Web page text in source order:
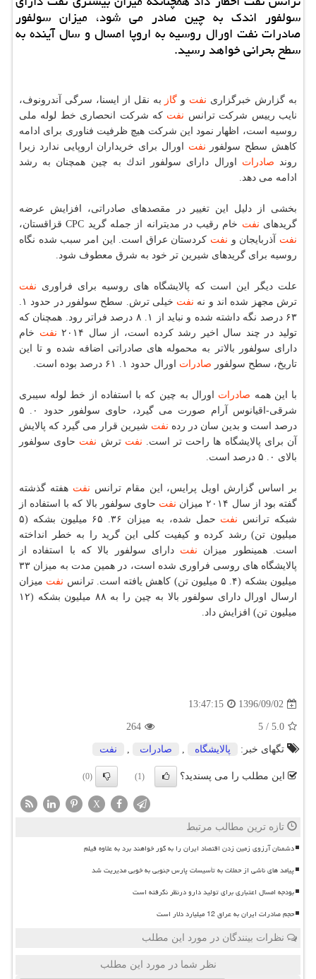
سولفور اندك به چین صادر می شود، میزان سولفور
صادرات نفت اورال روسیه به اروپا امسال و سال آینده به
سطح بحرانی خواهد رسید.
به گزارش خبرگزاری نفت و گاز به نقل از ایسنا، سرگی آندرونوف،
نایب رییس شركت ترانس نفت كه شركت انحصاری خط لوله ملی
روسیه است، اظهار نمود این شركت هیچ ظرفیت فناوری برای ادامه
كاهش سطح سولفور نفت اورال برای خریداران اروپایی ندارد زیرا
روند صادرات اورال دارای سولفور اندك به چین همچنان به رشد
ادامه می دهد.
بخشی از دلیل این تغییر در مقصدهای صادراتی، افزایش عرضه
گریدهای نفت خام رقیب در مدیترانه از جمله گرید CPC قزاقستان،
نفت آذربایجان و نفت كردستان عراق است. این امر سبب شده نگاه
روسیه برای گریدهای شیرین تر خود به شرق معطوف شود.
علت دیگر این است كه پالایشگاه های روسیه برای فراوری نفت
ترش مجهز شده اند و نه نفت
۶۳ درصد نگه داشته شده و نباید از ۱. ۸ درصد فراتر رود. همچنان كه
تولید در چند سال اخیر رشد كرده است، از سال ۲۰۱۴
نفت خام
دارای سولفور بالاتر به محموله های صادراتی اضافه شده و تا این
تاریخ، سطح سولفور صادرات اورال حدود ۱. ۶۱ درصد بوده است.
با این همه صادرات اورال به چین كه با استفاده از خط لوله سیبری
شرقی-اقیانوس آرام صورت می گیرد، حاوی سولفور حدود ۰. ۵
درصد است و بدین سان در رده نفت شیرین قرار می گیرد كه پالایش
آن برای پالایشگاه ها راحت تر است. نفت ترش نفت حاوی سولفور
بالای ۰. ۵ درصد است.
بر اساس گزارش اویل پرایس، این مقام ترانس نفت هفته گذشته
گفته بود از سال ۲۰۱۴ میزان
نفت حاوی سولفور بالا كه با استفاده از
شبكه ترانس نفت
حمل شده، به میزان ۳۶. ۶۵ میلیون بشكه (۵
میلیون تن) رشد كرده و كیفیت كلی این گرید را به خطر انداخته
است. همینطور میزان نفت دارای سولفور بالا كه با استفاده از
پالایشگاه های روسی فراوری شده است، در همین مدت به میزان ۳۳
میلیون بشكه (۴. ۵ میلیون تن) كاهش یافته است. ترانس
نفت میزان
ارسال اورال دارای سولفور بالا به چین را به ۸۸ میلیون بشكه (۱۲
میلیون تن) افزایش داد.
1396/09/02
13:47:15
5.0
/
5
264
تگهای خبر: پالایشگاه , صادرات , نفت
این مطلب را می پسندید؟ (1)
(0)
X
تازه ترین مطالب مرتبط
دشمنان آرزوی زمین زدن اقتصاد ایران را به گور خواهند برد به علاوه فیلم
پیامد های ناشی از حملات به تأسیسات پارس جنوبی به خوبی مدیریت شد
بودجه امسال اعتباری برای تولید دارو درنظر نگرفته است
حجم صادرات ایران به عراق 12 میلیارد دلار است
نظرات بینندگان در مورد این مطلب
نظر شما در مورد این مطلب